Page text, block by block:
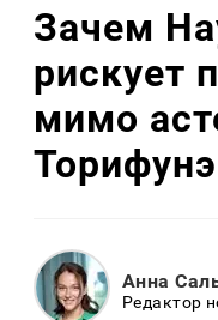
Зачем
рискует
мимо
Торифунэ
Анна
Редактор